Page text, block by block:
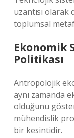
uzantısı
toplumsal
Ekonomik
Politikası
Antropolojik
aynı zamanda
olduğunu
mühendislik
bir kesintidir.